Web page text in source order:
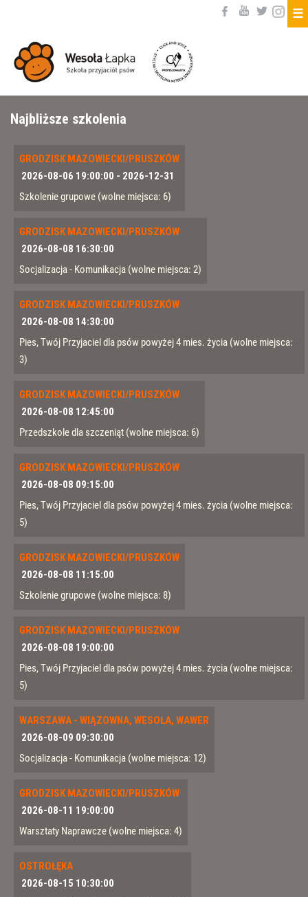
☰
Najbliższe szkolenia
GRODZISK MAZOWIECKI/PRUSZKÓW
2026-08-06 19:00:00 - 2026-12-31
Szkolenie grupowe (wolne miejsca: 6)
GRODZISK MAZOWIECKI/PRUSZKÓW
2026-08-08 16:30:00
Socjalizacja - Komunikacja (wolne miejsca: 2)
GRODZISK MAZOWIECKI/PRUSZKÓW
2026-08-08 14:30:00
Pies, Twój Przyjaciel dla psów powyżej 4 mies. życia (wolne miejsca:
3)
GRODZISK MAZOWIECKI/PRUSZKÓW
2026-08-08 12:45:00
Przedszkole dla szczeniąt (wolne miejsca: 6)
GRODZISK MAZOWIECKI/PRUSZKÓW
2026-08-08 09:15:00
Pies, Twój Przyjaciel dla psów powyżej 4 mies. życia (wolne miejsca:
5)
GRODZISK MAZOWIECKI/PRUSZKÓW
2026-08-08 11:15:00
Szkolenie grupowe (wolne miejsca: 8)
GRODZISK MAZOWIECKI/PRUSZKÓW
2026-08-08 19:00:00
Pies, Twój Przyjaciel dla psów powyżej 4 mies. życia (wolne miejsca:
5)
WARSZAWA - WIĄZOWNA, WESOŁA, WAWER
2026-08-09 09:30:00
Socjalizacja - Komunikacja (wolne miejsca: 12)
GRODZISK MAZOWIECKI/PRUSZKÓW
2026-08-11 19:00:00
Warsztaty Naprawcze (wolne miejsca: 4)
OSTROŁĘKA
2026-08-15 10:30:00